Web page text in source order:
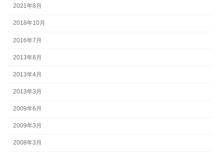
2021年8月
2018年10月
2016年7月
2013年8月
2013年4月
2013年3月
2009年6月
2009年3月
2008年3月